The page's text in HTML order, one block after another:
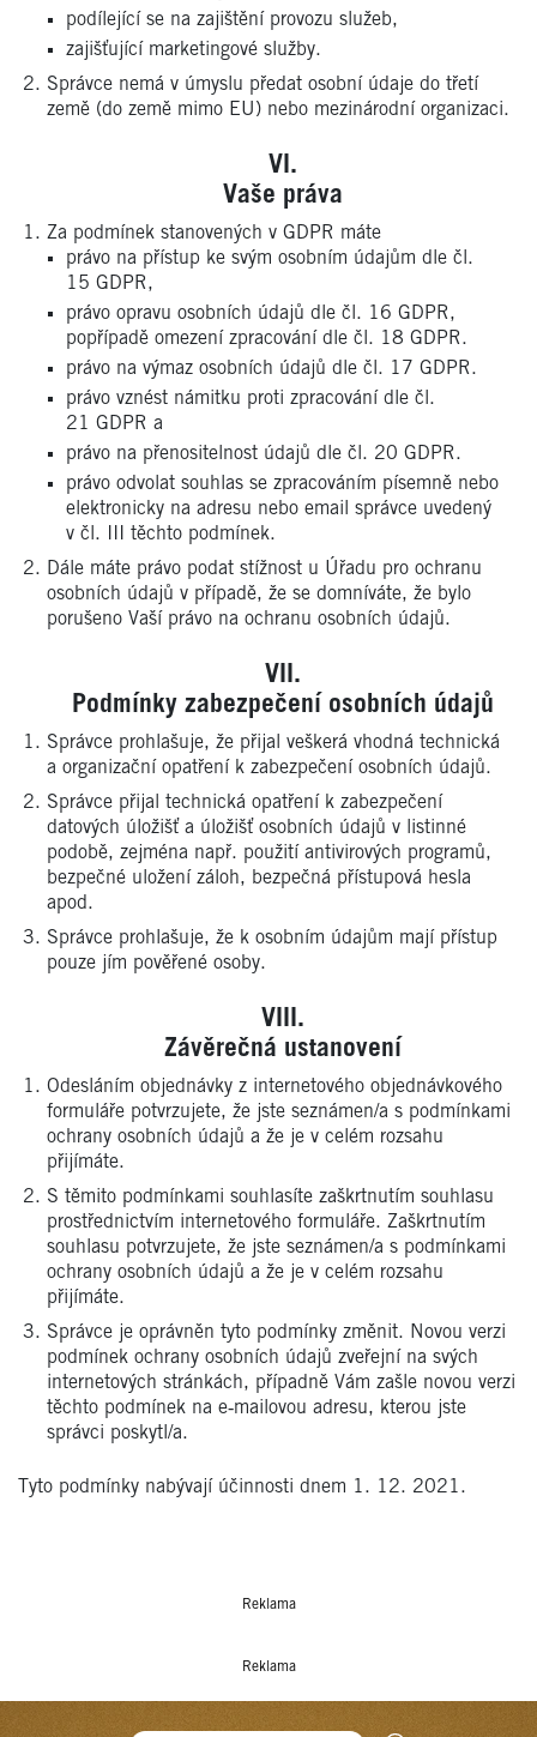
podílející se na zajištění provozu služeb,
zajišťující marketingové služby.
Správce nemá v úmyslu předat osobní údaje do třetí
země (do země mimo EU) nebo mezinárodní organizaci.
Vaše práva
Za podmínek stanovených v GDPR máte
právo na přístup ke svým osobním údajům dle čl.
15 GDPR,
právo opravu osobních údajů dle čl. 16 GDPR,
popřípadě omezení zpracování dle čl. 18 GDPR.
právo na výmaz osobních údajů dle čl. 17 GDPR.
právo vznést námitku proti zpracování dle čl.
21 GDPR a
právo na přenositelnost údajů dle čl. 20 GDPR.
právo odvolat souhlas se zpracováním písemně nebo
elektronicky na adresu nebo email správce uvedený
v čl. III těchto podmínek.
Dále máte právo podat stížnost u Úřadu pro ochranu
osobních údajů v případě, že se domníváte, že bylo
porušeno Vaší právo na ochranu osobních údajů.
Podmínky zabezpečení osobních údajů
Správce prohlašuje, že přijal veškerá vhodná technická
a organizační opatření k zabezpečení osobních údajů.
Správce přijal technická opatření k zabezpečení
datových úložišť a úložišť osobních údajů v listinné
podobě, zejména např. použití antivirových programů,
bezpečné uložení záloh, bezpečná přístupová hesla
apod.
Správce prohlašuje, že k osobním údajům mají přístup
pouze jím pověřené osoby.
Závěrečná ustanovení
Odesláním objednávky z internetového objednávkového
formuláře potvrzujete, že jste seznámen/a s podmínkami
ochrany osobních údajů a že je v celém rozsahu
přijímáte.
S těmito podmínkami souhlasíte zaškrtnutím souhlasu
prostřednictvím internetového formuláře. Zaškrtnutím
souhlasu potvrzujete, že jste seznámen/a s podmínkami
ochrany osobních údajů a že je v celém rozsahu
přijímáte.
Správce je oprávněn tyto podmínky změnit. Novou verzi
podmínek ochrany osobních údajů zveřejní na svých
internetových stránkách, případně Vám zašle novou verzi
těchto podmínek na e‑mailovou adresu, kterou jste
správci poskytl/a.
Tyto podmínky nabývají účinnosti dnem 1. 12. 2021.
Reklama
Reklama